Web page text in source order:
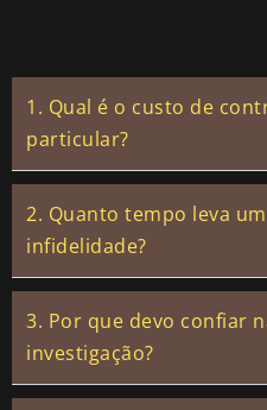
1. Qual é o custo de
particular?
2. Quanto tempo leva
infidelidade?
3. Por que devo confiar
investigação?